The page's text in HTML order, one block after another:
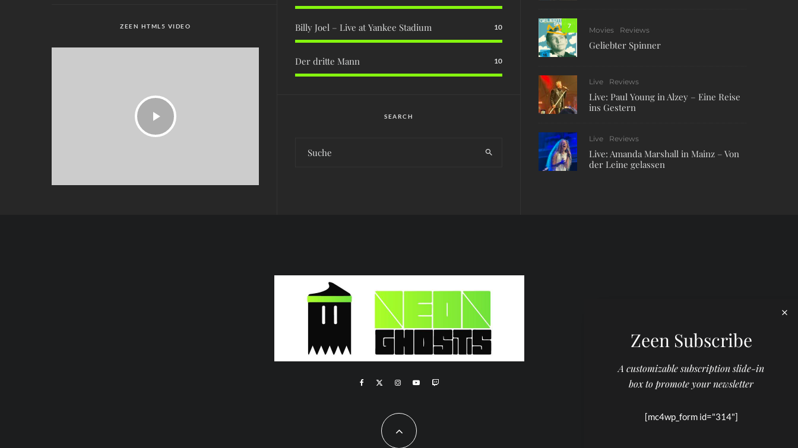
ZEEN HTML5 VIDEO Billy Joel – Live at Yankee Stadium 10
Der dritte Mann 10
SEARCH
7
Movies Reviews
Geliebter Spinner
Live Reviews
Live: Paul Young in Alzey – Eine Reise
ins Gestern
Live Reviews
Live: Amanda Marshall in Mainz – Von
der Leine gelassen
Zeen Subscribe
A customizable subscription slide-in
box to promote your newsletter
[mc4wp_form id="314"]